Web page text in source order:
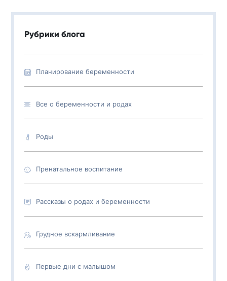
Рубрики блога
Планирование беременности
Все о беременности и родах
Роды
Пренатальное воспитание
Рассказы о родах и беременности
Грудное вскармливание
Первые дни с малышом